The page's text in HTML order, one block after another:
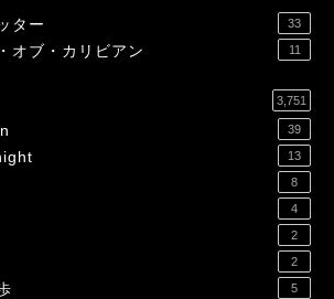
ター 33
オブ・カリビアン 11
3,751
39
13
8
4
2
2
5